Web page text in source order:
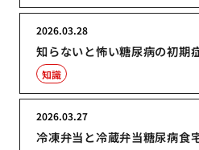
知らないと怖い糖尿病の初期
2026.03.28
知識
冷凍弁当と冷蔵弁当糖尿病食
2026.03.27